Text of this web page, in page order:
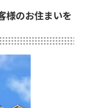
様のお住まいを